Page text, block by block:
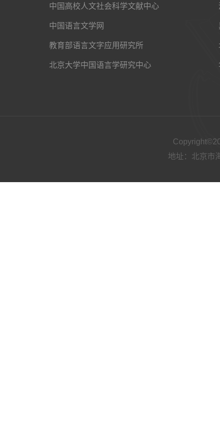
中国高校人文社会科学文献中心
中国语言文学网
教育部语言文字应用研究所
北京大学中国语言学研究中心
地址：北京市